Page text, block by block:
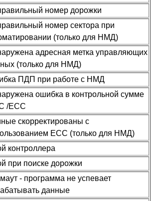
номер дорожки
номер сектора при
(только для НМД)
адресная метка управляющих
(только для НМД)
ПДП при работе с НМД
ошибка в контрольной сумме
/ECC
скорректированы с
ECC (только для НМД)
контроллера
при поиске дорожки
- программа не успевает
данные